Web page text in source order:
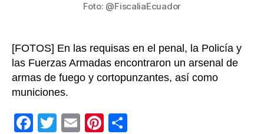
Foto: @FiscaliaEcuador
[FOTOS] En las requisas en el penal, la Policía y
las Fuerzas Armadas encontraron un arsenal de
armas de fuego y cortopunzantes, así como
municiones.
F
T
E
Pi